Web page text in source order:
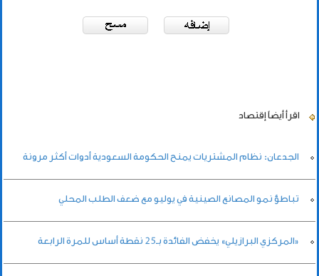
اقرأ أيضاً إقتصاد
الجدعان: نظام المشتريات يمنح الحكومة السعودية أدوات أكثر مرونة
تباطؤ نمو المصانع الصينية في يوليو مع ضعف الطلب المحلي
«المركزي البرازيلي» يخفض الفائدة بـ25 نقطة أساس للمرة الرابعة